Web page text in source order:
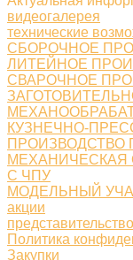
видеогалерея
технические
СБОРОЧНОЕ
ЛИТЕЙНОЕ
СВАРОЧНОЕ
КУЗНЕЧНО-
ПРОИЗВОДСТВО
МЕХАНИЧЕСКАЯ
С ЧПУ
МОДЕЛЬНЫЙ
акции
Политика
Закупки